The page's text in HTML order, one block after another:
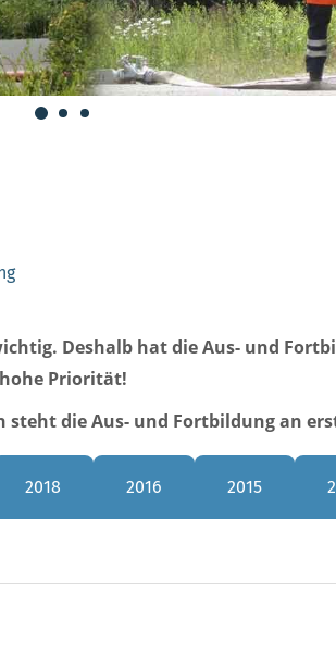
Deshalb hat die Aus- und
hohe Priorität!
steht die Aus- und Fortbildung an
2018 2016 2015